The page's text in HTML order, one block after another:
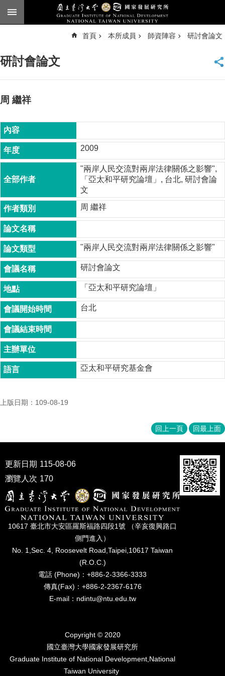
跳到主要內容區塊
臺
頁
公
告
本
簡
本
所
成
員
博
士
班
碩
士
班
在
職
專
班
術
國
發
展
究
期
試
首頁 本所成員 師資陣容 研討會論文
研討會論文
周 繼祥
2009
"兩岸人民交流對兩岸法律關係之影響",
「亞太和平研究論壇」, 台北, 研討會論
文
周 繼祥
"兩岸人民交流對兩岸法律關係之影響"
研討會論文
「亞太和平研究論壇」
台北
亞太和平研究基金會
上版日期：109-08-19
回上一頁 回最上面
更新日期 115-08-06
瀏覽人次 170
10617 臺北市⼤安區羅斯福路四段1號 （辛亥復興路⼝
側⾨進入）
No. 1,Sec. 4, Roosevelt Road,Taipei,10617 Taiwan
(R.O.C.)
電話 (Phone)：+886-2-3366-3333
傳真(Fax)：+886-2-2367-6176
E-mail：ndintu@ntu.edu.tw
Copyright © 2020
國立臺灣⼤學國家發展研究所
Graduate Institute of National Development,National
Taiwan University